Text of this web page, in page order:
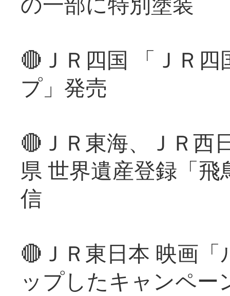
🔴ＪＲ四国 「ＪＲ
プ」発売
🔴ＪＲ東海、ＪＲ西
県 世界遺産登録「
信
🔴ＪＲ東日本 映画
ップしたキャンペー